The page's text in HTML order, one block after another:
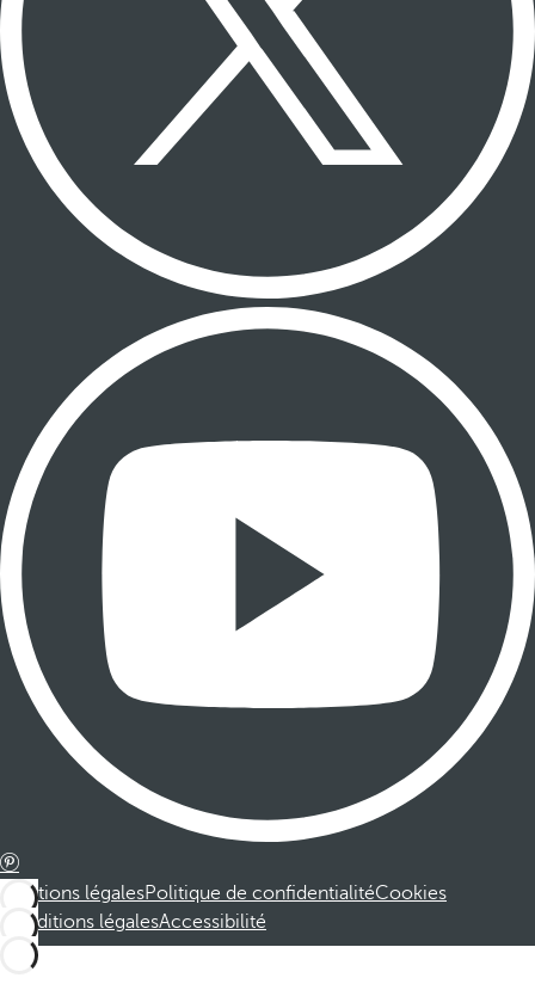
Mentions légalesPolitique de confidentialitéCookies
Conditions légalesAccessibilité